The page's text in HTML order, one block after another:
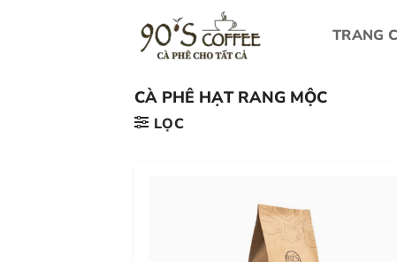
TRANG
CÀ PHÊ HẠT RANG MỘC
LỌC